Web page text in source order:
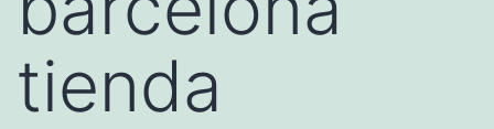
tienda